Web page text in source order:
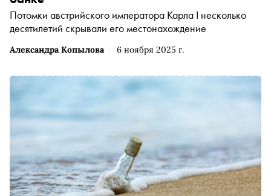
Александра Копылова 6 ноября 2025 г.
Потомки австрийского императора Карла I несколько
десятилетий скрывали его местонахождение